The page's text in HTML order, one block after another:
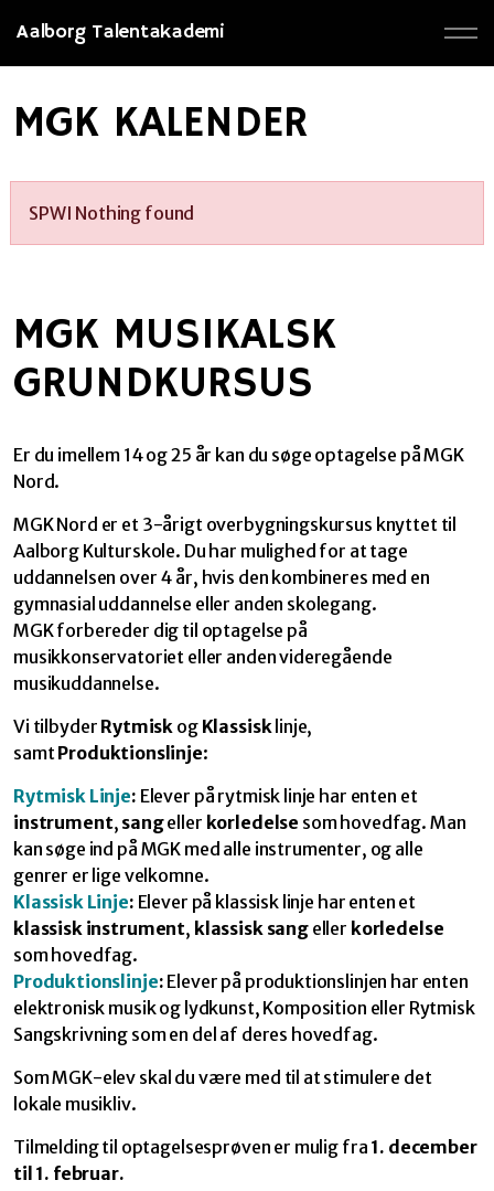
Aalborg Talentakademi
MGK KALENDER
SPWI Nothing found
MGK MUSIKALSK
GRUNDKURSUS
Er du imellem 14 og 25 år kan du søge optagelse på MGK
Nord.
MGK Nord er et 3-årigt overbygningskursus knyttet til
Aalborg Kulturskole. Du har mulighed for at tage
uddannelsen over 4 år, hvis den kombineres med en
gymnasial uddannelse eller anden skolegang.
MGK forbereder dig til optagelse på
musikkonservatoriet eller anden videregående
musikuddannelse.
Vi tilbyder Rytmisk og Klassisklinje,
samt Produktionslinje:
Rytmisk Linje: Elever på rytmisk linje har enten et
instrument, sangeller korledelse som hovedfag. Man
kan søge ind på MGK med alle instrumenter, og alle
genrer er lige velkomne.
Klassisk Linje: Elever på klassisk linje har enten et
klassisk instrument, klassisk sangeller korledelse
som hovedfag.
Produktionslinje: Elever på produktionslinjen har enten
elektronisk musik og lydkunst, Komposition eller Rytmisk
Sangskrivning som en del af deres hovedfag.
Som MGK-elev skal du være med til at stimulere det
lokale musikliv.
Tilmelding til optagelsesprøven er mulig fra 1. december
til 1. februar.